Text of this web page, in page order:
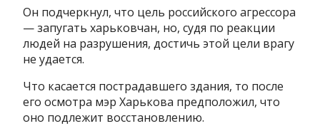
Он подчеркнул, что цель российского агрессора
— запугать харьковчан, но, судя по реакции
людей на разрушения, достичь этой цели врагу
не удается.
Что касается пострадавшего здания, то после
его осмотра мэр Харькова предположил, что
оно подлежит восстановлению.